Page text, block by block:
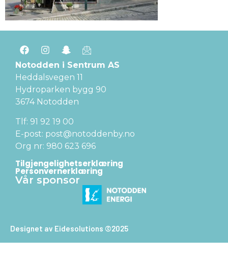
Notodden i Sentrum AS
Heddalsvegen 11
Hydroparken bygg 90
3674 Notodden
Tlf: 91 92 19 00
E-post: post@notoddenby.no
Org nr: 980 623 696
Tilgjengelighetserklæring
Personvernerklæring
Vår sponsor
Designet av Eidesolutions ©2025